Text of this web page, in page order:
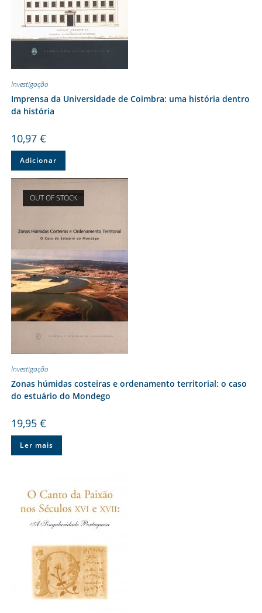
Investigação
Imprensa da Universidade de Coimbra: uma história dentro
da história
10,97 €
Adicionar
OUT OF STOCK
Investigação
Zonas húmidas costeiras e ordenamento territorial: o caso
do estuário do Mondego
19,95 €
Ler mais